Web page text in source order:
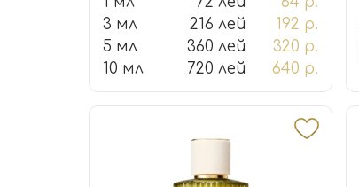
3 мл
216 лей
192 р.
5 мл
360 лей
320 р.
10 мл
720 лей 640 р.